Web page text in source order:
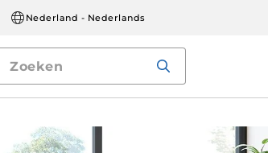
Nederland - Nederlands